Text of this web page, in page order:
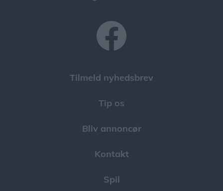
Tilmeld nyhedsbrev
Tip os
Bliv annoncør
Kontakt
Spil